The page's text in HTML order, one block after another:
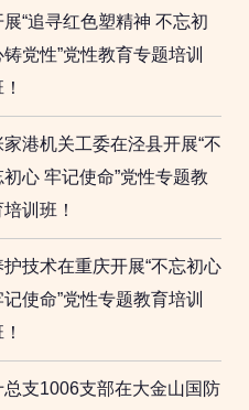
展“追寻红色塑精神 不忘初
铸党性”党性教育专题培训
家港机关工委在泾县开展“不
初心 牢记使命”党性专题教
训班！
护技术在重庆开展“不忘初心
记使命”党性专题教育培训
总支1006支部在大金山国防